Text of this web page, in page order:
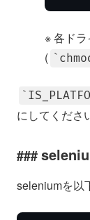
※ 各ド
(
にしてくださ
seleniumを以